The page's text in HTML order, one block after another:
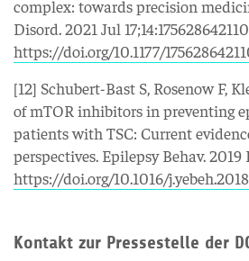
complex: towards precision
Disord. 2021 Jul
https://doi.org/10.1177/
[12] Schubert-Bast S, Rosenow F,
of mTOR inhibitors in preventing
patients with TSC: Current
perspectives. Epilepsy Behav. 2019
https://doi.org/10.1016/
Kontakt zur Pressestelle der